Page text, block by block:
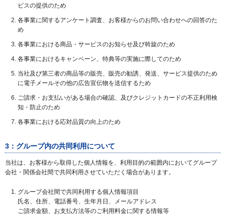
ビスの提供のため
各事業に関するアンケート調査、お客様からのお問い合わせへの回答のた
め
各事業における商品・サービスのお知らせ及び斡旋のため
各事業におけるキャンペーン、特典等の実施に際してのため
当社及び第三者の商品等の販売、販売の勧誘、発送、サービス提供のため
に電子メールその他の広告宣伝物を送信するため
ご請求・お支払いがある場合の確認、及びクレジットカードの不正利用検
知・防止のため
各事業における応対品質の向上のため
3：グループ内の共同利用について
当社は、お客様から取得した個人情報を、利用目的の範囲内においてグループ
会社・関係会社間で共同利用させていただく場合があります。
グループ会社間で共同利用する個人情報項目
氏名、住所、電話番号、生年月日、メールアドレス
ご請求金額、お支払方法等のご利用料金に関する情報等